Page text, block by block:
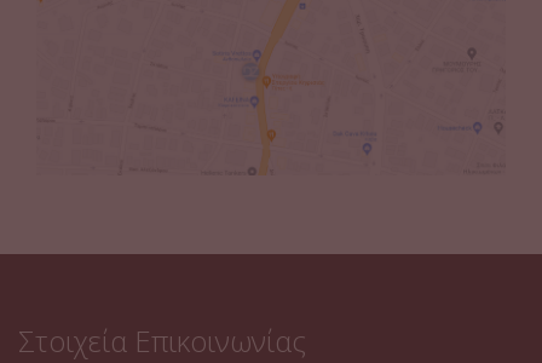
Στοιχεία Επικοινωνίας